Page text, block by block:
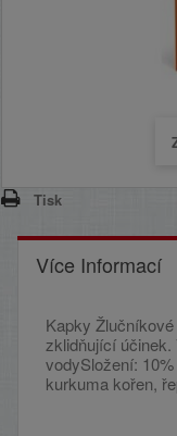
Tisk
Více Informací
Kapky
zklidňující
vodySložení:
kurkuma kořen,